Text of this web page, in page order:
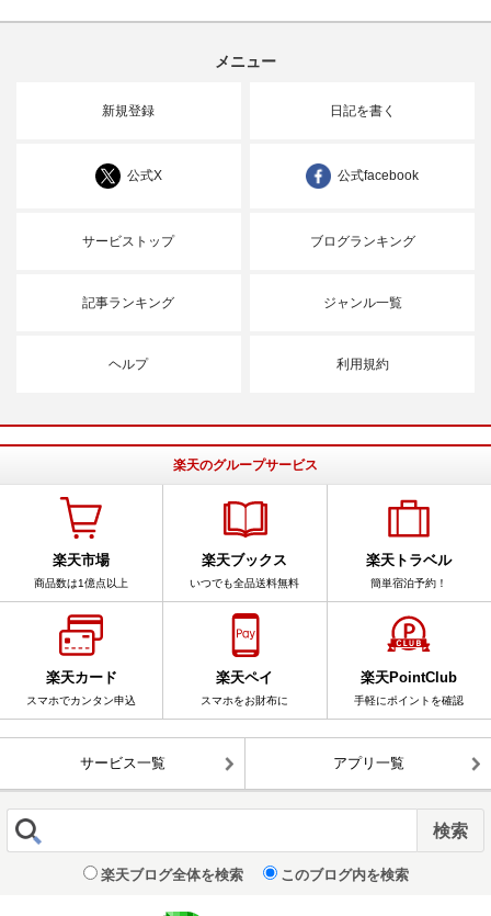
メニュー
新規登録 日記を書く
公式X 公式facebook
サービストップ ブログランキング
記事ランキング ジャンル一覧
ヘルプ 利用規約
楽天のグループサービス
楽天市場
商品数は1億点以上
楽天ブックス
いつでも全品送料無料
楽天トラベル
簡単宿泊予約！
楽天カード
スマホでカンタン申込
楽天ペイ
スマホをお財布に
楽天PointClub
手軽にポイントを確認
サービス一覧 アプリ一覧
楽天ブログ全体を検索 このブログ内を検索